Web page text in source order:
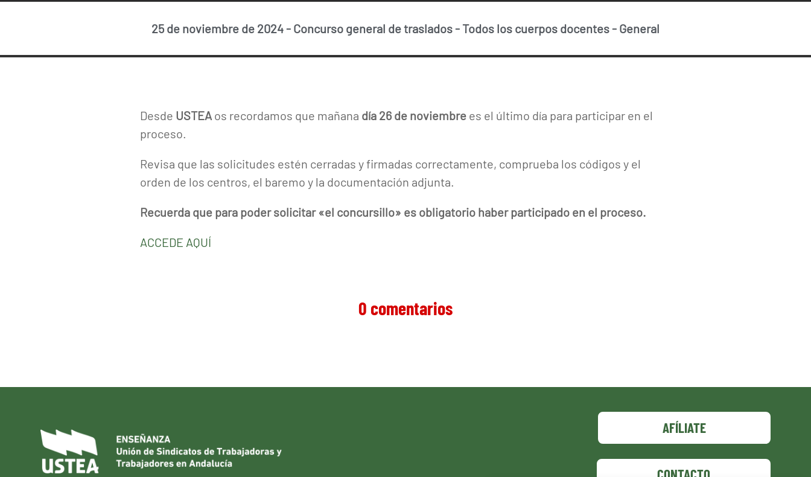
25 de noviembre de 2024- Concurso general de traslados- Todos los cuerpos docentes- General
Desde USTEA os recordamos que mañana día 26 de noviembre es el último día para participar en el
proceso.
Revisa que las solicitudes estén cerradas y firmadas correctamente, comprueba los códigos y el
orden de los centros, el baremo y la documentación adjunta.
Recuerda que para poder solicitar «el concursillo» es obligatorio haber participado en el proceso.
ACCEDE AQUÍ
0 comentarios
AFÍLIATE